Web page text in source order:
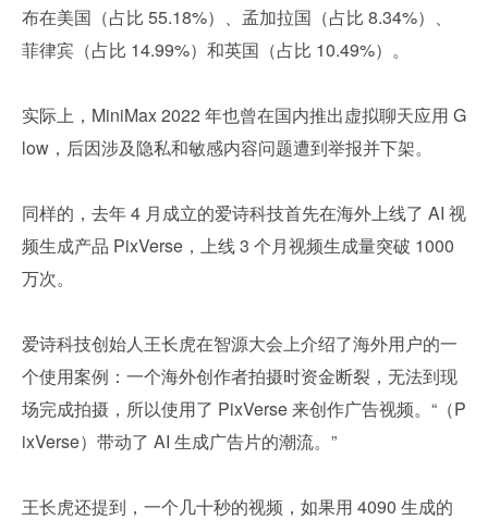
布在美国（占比 55.18%）、孟加拉国（占比 8.34%）、
菲律宾（占比 14.99%）和英国（占比 10.49%）。
实际上，MiniMax 2022 年也曾在国内推出虚拟聊天应用 G
low，后因涉及隐私和敏感内容问题遭到举报并下架。
同样的，去年 4 月成立的爱诗科技首先在海外上线了 AI 视
频生成产品 PixVerse，上线 3 个月视频生成量突破 1000
万次。
爱诗科技创始人王长虎在智源大会上介绍了海外用户的一
个使用案例：一个海外创作者拍摄时资金断裂，无法到现
场完成拍摄，所以使用了 PixVerse 来创作广告视频。“（P
ixVerse）带动了 AI 生成广告片的潮流。”
王长虎还提到，一个几十秒的视频，如果用 4090 生成的